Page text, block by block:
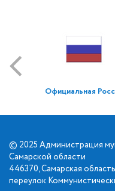
Официальная
© 2025 Администрация
Самарской области
446370, Самарская
переулок